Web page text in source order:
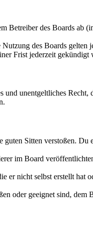
des Boards ab
des Boards
Frist jederzeit gekündigt
unentgeltliches
Sitten verstoßen. Du
im Board
nicht selbst erstellt hat
oder geeignet sind,